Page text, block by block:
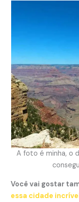
A foto é minha, o
Você vai gostar
essa cidade